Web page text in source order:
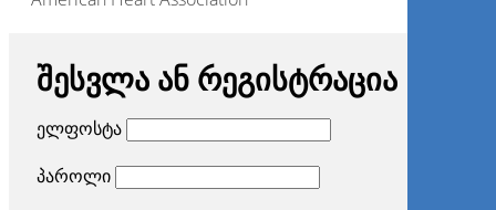
შესვლა ან რეგისტრაცია
ელფოსტა
პაროლი